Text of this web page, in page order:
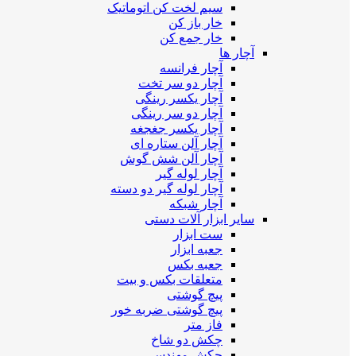
سیم لخت کن اتوماتیک
خار باز کن
خار جمع کن
آچار ها
آچار فرانسه
آچار دو سر تخت
آچار یکسر رینگی
آچار دو سر رینگی
آچار یکسر جغجغه
آچار آلن ستاره ای
آچار آلن شش گوش
آچار لوله گیر
آچار لوله گیر دو دسته
آچار شبکه
سایر ابزار آلات دستی
ست ابزار
جعبه ابزار
جعبه بکس
متعلقات بکس و بیت
پیچ گوشتی
پیچ گوشتی ضربه خور
فاز متر
چکش دو شاخ